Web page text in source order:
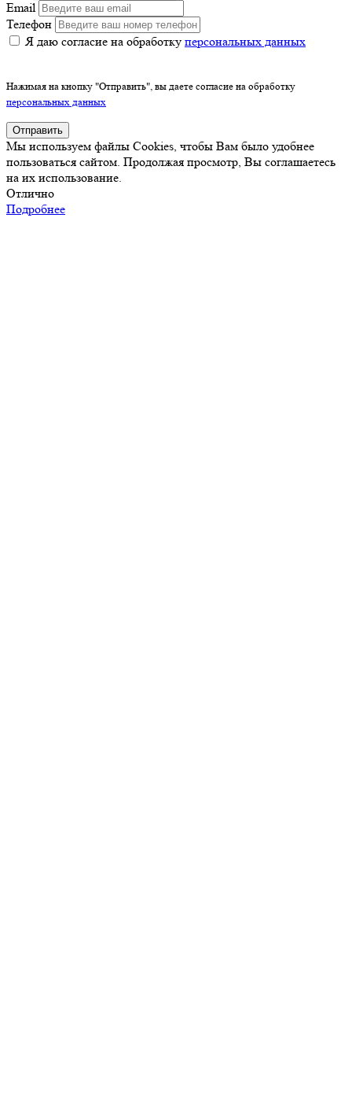
Email
Телефон
Я даю согласие на обработку персональных данных
Нажимая на кнопку "Отправить", вы даете согласие на обработку
персональных данных
Отправить
Мы используем файлы Cookies, чтобы Вам было удобнее
пользоваться сайтом. Продолжая просмотр, Вы соглашаетесь
на их использование.
Отлично
Подробнее